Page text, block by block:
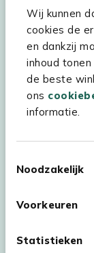
Wij kunnen
cookies de
en dankzij
inhoud
de beste
ons
informatie.
Noodzakelijk
Voorkeuren
Statistieken
Assortiment
Kees Smit
Experience